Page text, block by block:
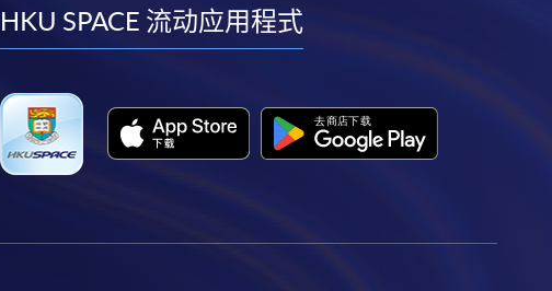
facebook
youtube
linkedininstagram
HKU SPACE 流动应用程式